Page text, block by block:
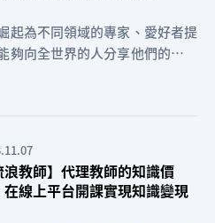
起為不同領域的專家、愛好者提
向全世界的人分享他們的知識
浪教師】代理教師的知識價
在線上平台開課實現知識變現